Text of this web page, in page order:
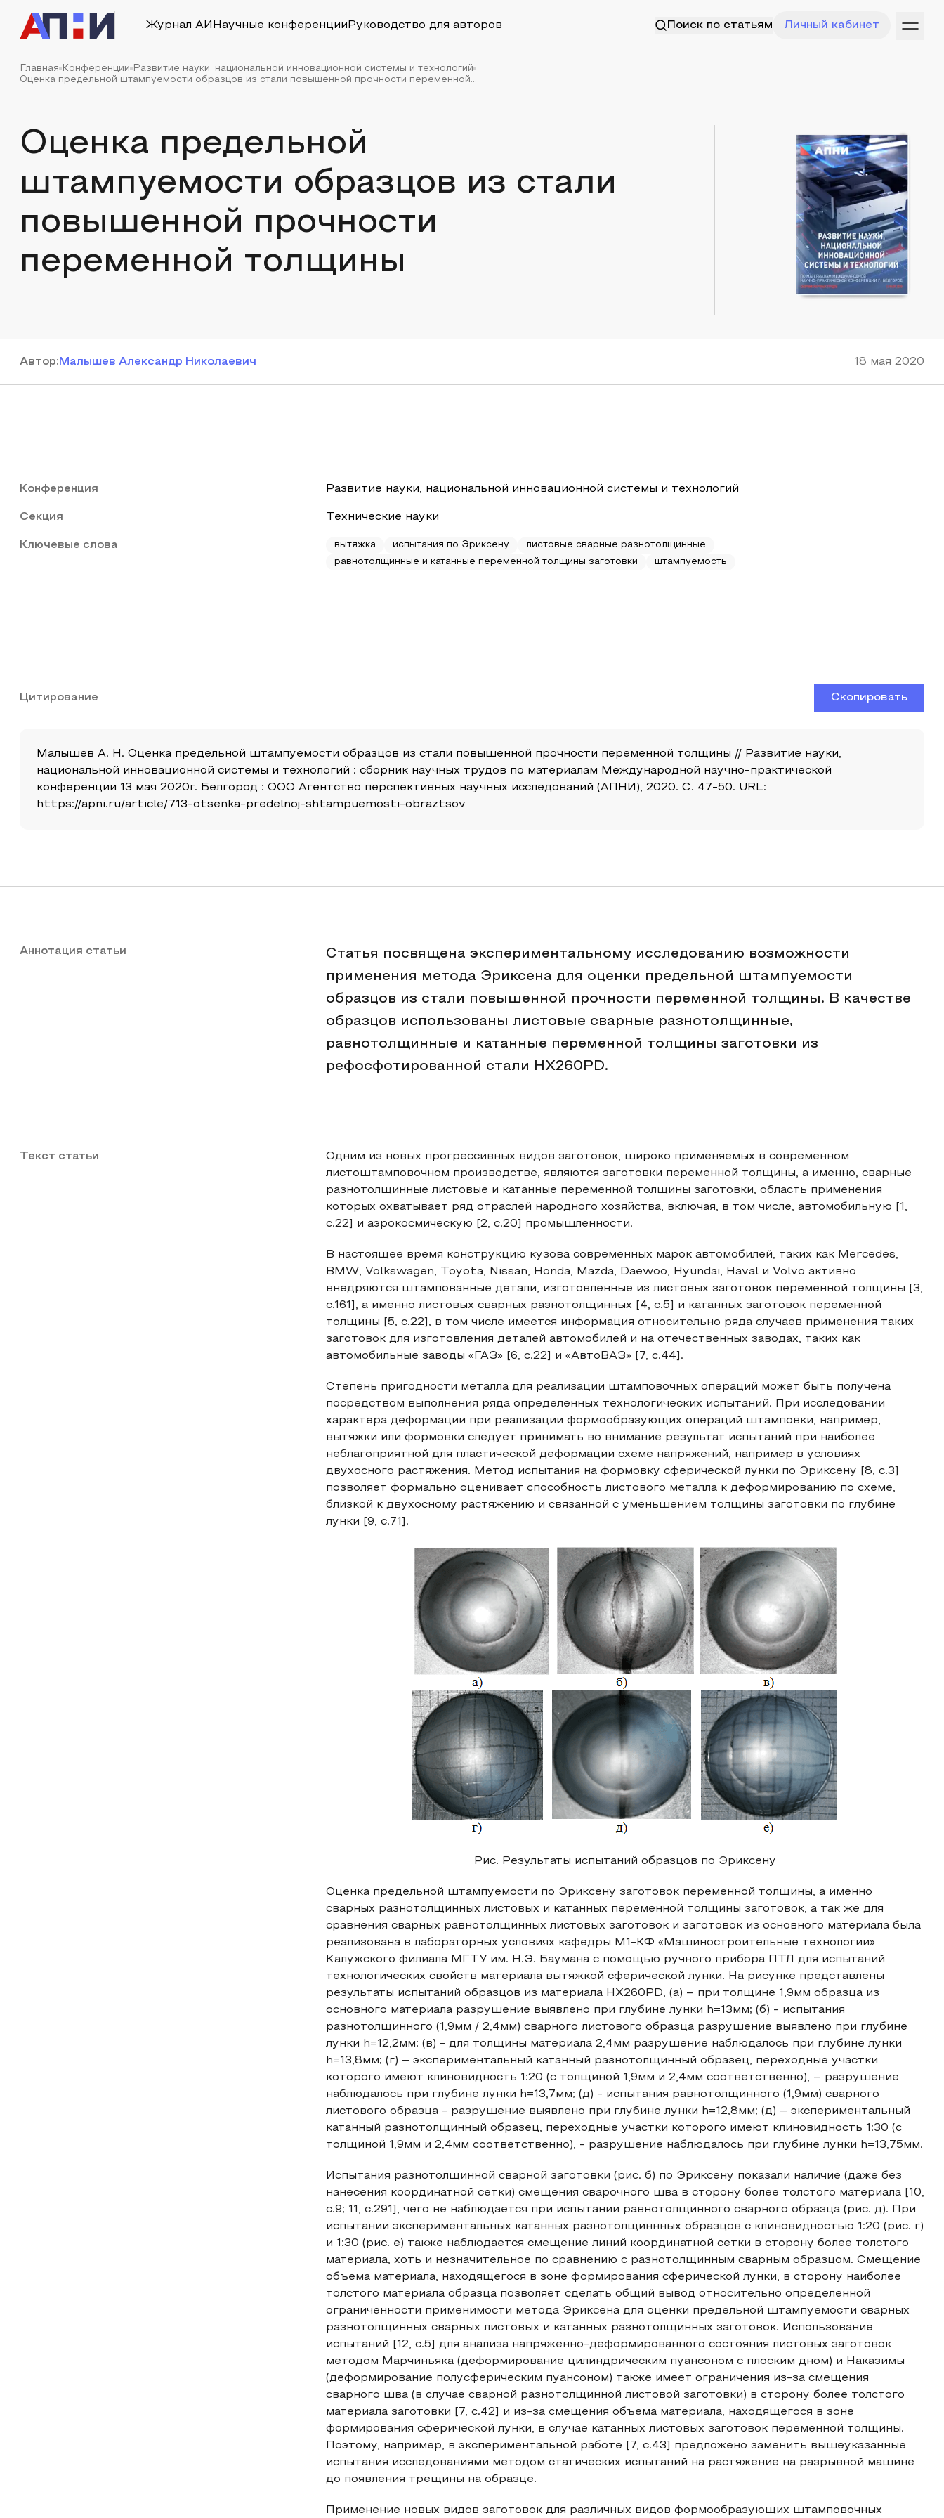
Журнал АИ Научные конференции Руководство для авторов Поиск по статьям Личный кабинет
Главная Конференции
Развитие науки, национальной инновационной системы и технологий
Оценка предельной штампуемости образцов из стали повышенной прочности переменной...
Оценка предельной
штампуемости образцов из стали
повышенной прочности
переменной толщины
Автор: Малышев Александр Николаевич 18 мая 2020
Конференция Развитие науки, национальной инновационной системы и технологий
Секция Технические науки
Ключевые слова вытяжка испытания по Эриксену
листовые сварные разнотолщинные
равнотолщинные и катанные переменной толщины заготовки
штампуемость
Цитирование Скопировать
Малышев А. Н. Оценка предельной штампуемости образцов из стали повышенной прочности переменной толщины // Развитие науки,
национальной инновационной системы и технологий : сборник научных трудов по материалам Международной научно-практической
конференции 13 мая 2020г. Белгород : ООО Агентство перспективных научных исследований (АПНИ), 2020. С. 47-50. URL:
https://apni.ru/article/713-otsenka-predelnoj-shtampuemosti-obraztsov
Аннотация статьи
Статья посвящена экспериментальному исследованию возможности
применения метода Эриксена для оценки предельной штампуемости
образцов из стали повышенной прочности переменной толщины. В качестве
образцов использованы листовые сварные разнотолщинные,
равнотолщинные и катанные переменной толщины заготовки из
рефосфотированной стали HX260PD.
Текст статьи
Одним из новых прогрессивных видов заготовок, широко применяемых в современном
листоштамповочном производстве, являются заготовки переменной толщины, а именно, сварные
разнотолщинные листовые и катанные переменной толщины заготовки, область применения
которых охватывает ряд отраслей народного хозяйства, включая, в том числе, автомобильную [1,
с.22] и аэрокосмическую [2, с.20] промышленности.
В настоящее время конструкцию кузова современных марок автомобилей, таких как Mercedes,
BMW, Volkswagen, Toyota, Nissan, Honda, Mazda, Daewoo, Hyundai, Haval и Volvo активно
внедряются штампованные детали, изготовленные из листовых заготовок переменной толщины [3,
с.161], а именно листовых сварных разнотолщинных [4, с.5] и катанных заготовок переменной
толщины [5, с.22], в том числе имеется информация относительно ряда случаев применения таких
заготовок для изготовления деталей автомобилей и на отечественных заводах, таких как
автомобильные заводы «ГАЗ» [6, с.22] и «АвтоВАЗ» [7, с.44].
Степень пригодности металла для реализации штамповочных операций может быть получена
посредством выполнения ряда определенных технологических испытаний. При исследовании
характера деформации при реализации формообразующих операций штамповки, например,
вытяжки или формовки следует принимать во внимание результат испытаний при наиболее
неблагоприятной для пластической деформации схеме напряжений, например в условиях
двухосного растяжения. Метод испытания на формовку сферической лунки по Эриксену [8, с.3]
позволяет формально оценивает способность листового металла к деформированию по схеме,
близкой к двухосному растяжению и связанной с уменьшением толщины заготовки по глубине
лунки [9, с.71].
Рис. Результаты испытаний образцов по Эриксену
Оценка предельной штампуемости по Эриксену заготовок переменной толщины, а именно
сварных разнотолщинных листовых и катанных переменной толщины заготовок, а так же для
сравнения сварных равнотолщинных листовых заготовок и заготовок из основного материала была
реализована в лабораторных условиях кафедры М1-КФ «Машиностроительные технологии»
Калужского филиала МГТУ им. Н.Э. Баумана с помощью ручного прибора ПТЛ для испытаний
технологических свойств материала вытяжкой сферической лунки. На рисунке представлены
результаты испытаний образцов из материала HX260PD, (а) – при толщине 1,9мм образца из
основного материала разрушение выявлено при глубине лунки h=13мм; (б) - испытания
разнотолщинного (1,9мм / 2,4мм) сварного листового образца разрушение выявлено при глубине
лунки h=12,2мм; (в) - для толщины материала 2,4мм разрушение наблюдалось при глубине лунки
h=13,8мм; (г) – экспериментальный катанный разнотолщинный образец, переходные участки
которого имеют клиновидность 1:20 (с толщиной 1,9мм и 2,4мм соответственно), – разрушение
наблюдалось при глубине лунки h=13,7мм; (д) - испытания равнотолщинного (1,9мм) сварного
листового образца - разрушение выявлено при глубине лунки h=12,8мм; (д) – экспериментальный
катанный разнотолщинный образец, переходные участки которого имеют клиновидность 1:30 (с
толщиной 1,9мм и 2,4мм соответственно), - разрушение наблюдалось при глубине лунки h=13,75мм.
Испытания разнотолщинной сварной заготовки (рис. б) по Эриксену показали наличие (даже без
нанесения координатной сетки) смещения сварочного шва в сторону более толстого материала [10,
с.9; 11, с.291], чего не наблюдается при испытании равнотолщинного сварного образца (рис. д). При
испытании экспериментальных катанных разнотолщиннных образцов с клиновидностью 1:20 (рис. г)
и 1:30 (рис. е) также наблюдается смещение линий координатной сетки в сторону более толстого
материала, хоть и незначительное по сравнению с разнотолщинным сварным образцом. Смещение
объема материала, находящегося в зоне формирования сферической лунки, в сторону наиболее
толстого материала образца позволяет сделать общий вывод относительно определенной
ограниченности применимости метода Эриксена для оценки предельной штампуемости сварных
разнотолщинных сварных листовых и катанных разнотолщинных заготовок. Использование
испытаний [12, с.5] для анализа напряженно-деформированного состояния листовых заготовок
методом Марчиньяка (деформирование цилиндрическим пуансоном с плоским дном) и Наказимы
(деформирование полусферическим пуансоном) также имеет ограничения из-за смещения
сварного шва (в случае сварной разнотолщинной листовой заготовки) в сторону более толстого
материала заготовки [7, с.42] и из-за смещения объема материала, находящегося в зоне
формирования сферической лунки, в случае катанных листовых заготовок переменной толщины.
Поэтому, например, в экспериментальной работе [7, с.43] предложено заменить вышеуказанные
испытания исследованиями методом статических испытаний на растяжение на разрывной машине
до появления трещины на образце.
Применение новых видов заготовок для различных видов формообразующих штамповочных